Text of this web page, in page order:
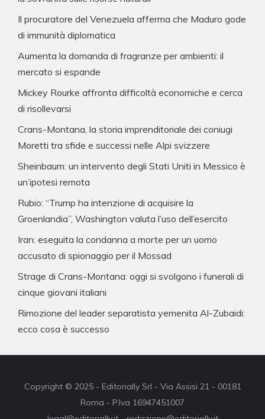
Il procuratore del Venezuela afferma che Maduro gode
di immunità diplomatica
Aumenta la domanda di fragranze per ambienti: il
mercato si espande
Mickey Rourke affronta difficoltà economiche e cerca
di risollevarsi
Crans-Montana, la storia imprenditoriale dei coniugi
Moretti tra sfide e successi nelle Alpi svizzere
Sheinbaum: un intervento degli Stati Uniti in Messico è
un’ipotesi remota
Rubio: “Trump ha intenzione di acquisire la
Groenlandia”, Washington valuta l’uso dell’esercito
Iran: eseguita la condanna a morte per un uomo
accusato di spionaggio per il Mossad
Strage di Crans-Montana: oggi si svolgono i funerali di
cinque giovani italiani
Rimozione del leader separatista yemenita Al-Zubaidi:
ecco cosa è successo
Copyright © 2025 - Editorially Srl - Via Assisi 21 - 00181
Roma - P.Iva 16947451007